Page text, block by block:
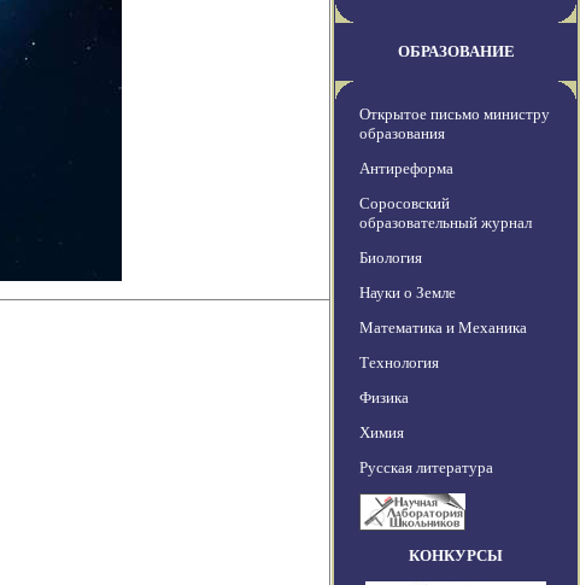
ОБРАЗОВАНИЕ
Открытое письмо министру
образования
Антиреформа
Соросовский
образовательный журнал
Биология
Науки о Земле
Математика и Механика
Технология
Физика
Химия
Русская литература
КОНКУРСЫ